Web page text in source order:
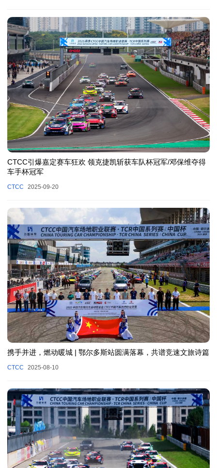
CTCC引爆嘉定赛车狂欢 领克捷凯斩获车队杯冠军/邓保维夺得
车手杯冠军
CTCC 2025-09-20
携手并进，燃动暖城 | 鄂尔多斯站圆满落幕，共谱竞速文旅诗篇
CTCC 2025-08-10